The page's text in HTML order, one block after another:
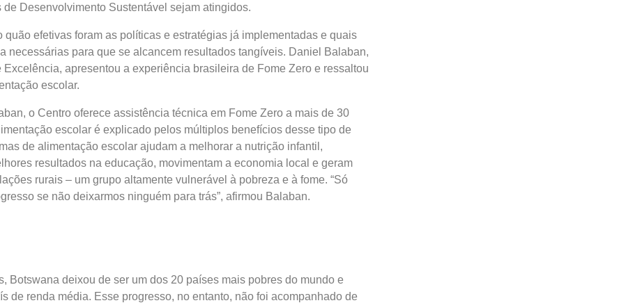
de Desenvolvimento Sustentável sejam atingidos.
quão efetivas foram as políticas e estratégias já implementadas e quais
necessárias para que se alcancem resultados tangíveis. Daniel Balaban,
Excelência, apresentou a experiência brasileira de Fome Zero e ressaltou
escolar.
o Centro oferece assistência técnica em Fome Zero a mais de 30
escolar é explicado pelos múltiplos benefícios desse tipo de
de alimentação escolar ajudam a melhorar a nutrição infantil,
resultados na educação, movimentam a economia local e geram
rurais – um grupo altamente vulnerável à pobreza e à fome. “Só
se não deixarmos ninguém para trás”, afirmou Balaban.
Botswana deixou de ser um dos 20 países mais pobres do mundo e
de renda média. Esse progresso, no entanto, não foi acompanhado de